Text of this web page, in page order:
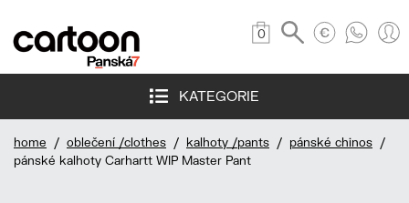
0
KATEGORIE
home / oblečení /clothes / kalhoty /pants / pánské chinos /
pánské kalhoty Carhartt WIP Master Pant